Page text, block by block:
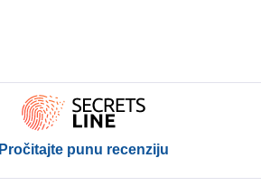
Pročitajte punu recenziju